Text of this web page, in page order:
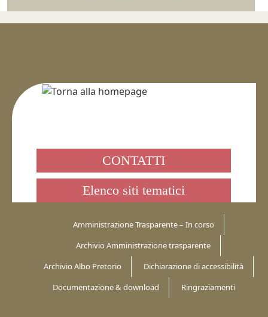
CONTATTI
Elenco siti tematici
Amministrazione Trasparente – In corso
Archivio Amministrazione trasparente
Archivio Albo Pretorio
Dichiarazione di accessibilità
Documentazione & download
Ringraziamenti